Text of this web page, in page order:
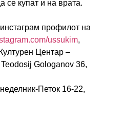
се купат и на врата.
профилот на
ussukim,
Центар –
Gologanov 36,
Петок 16-22,